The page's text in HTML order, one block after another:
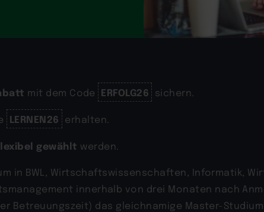
mit dem Code ERFOLG26 sichern.
LERNEN26 erhalten.
gewählt werden.
in BWL, Wirtschaftswissenschaften, Informatik,
innerhalb von drei Monaten nach
Betreuungszeit) das gleichnamige Master-